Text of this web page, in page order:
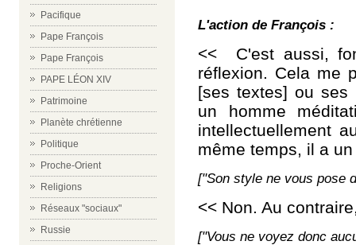
Pacifique
Pape François
Pape François
PAPE LÉON XIV
Patrimoine
Planète chrétienne
Politique
Proche-Orient
Religions
Réseaux "sociaux"
Russie
L'action de François :
<< C'est aussi,
réflexion. Cela me
[ses textes] ou ses
un homme
intellectuellement
même temps, il a
["Son style ne vous pose
<< Non. Au
["Vous ne voyez donc